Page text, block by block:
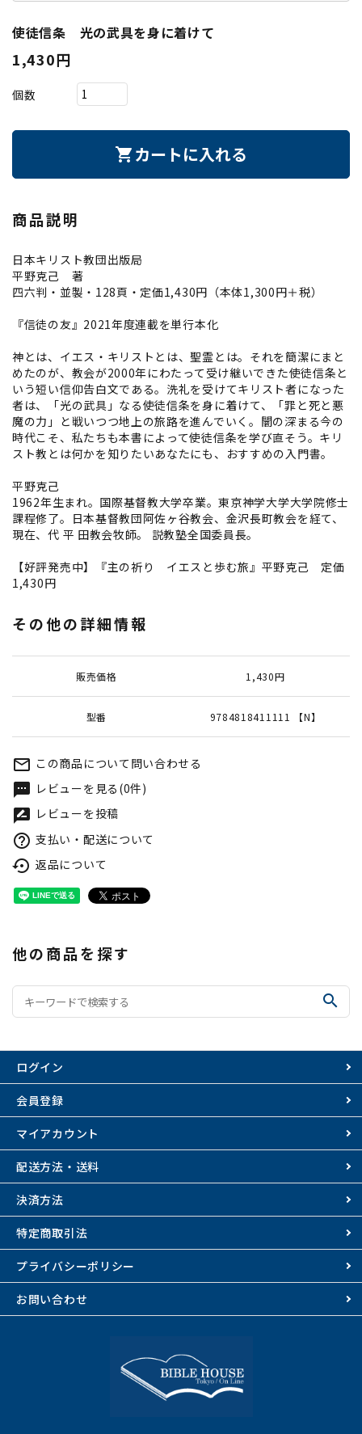
使徒信条 光の武具を身に着けて
1,430円
個数
shopping_cart カートに入れる
商品説明
日本キリスト教団出版局
平野克己 著
四六判・並製・128頁・定価1,430円（本体1,300円＋税）
『信徒の友』2021年度連載を単行本化
神とは、イエス・キリストとは、聖霊とは。それを簡潔にまと
めたのが、教会が2000年にわたって受け継いできた使徒信条と
いう短い信仰告白文である。洗礼を受けてキリスト者になった
者は、「光の武具」なる使徒信条を身に着けて、「罪と死と悪
魔の力」と戦いつつ地上の旅路を進んでいく。闇の深まる今の
時代こそ、私たちも本書によって使徒信条を学び直そう。キリ
スト教とは何かを知りたいあなたにも、おすすめの入門書。
平野克己
1962年生まれ。国際基督教大学卒業。東京神学大学大学院修士
課程修了。日本基督教団阿佐ヶ谷教会、金沢長町教会を経て、
現在、代 平 田教会牧師。 説教塾全国委員長。
【好評発売中】『主の祈り イエスと歩む旅』平野克己 定価
1,430円
その他の詳細情報
販売価格 1,430円
型番 9784818411111 【N】
mail_outline この商品について問い合わせる
textsms レビューを見る(0件)
rate_review レビューを投稿
help_outline 支払い・配送について
settings_backup_restore 返品について
他の商品を探す
search
ログイン
会員登録
マイアカウント
配送方法・送料
決済方法
特定商取引法
プライバシーポリシー
お問い合わせ